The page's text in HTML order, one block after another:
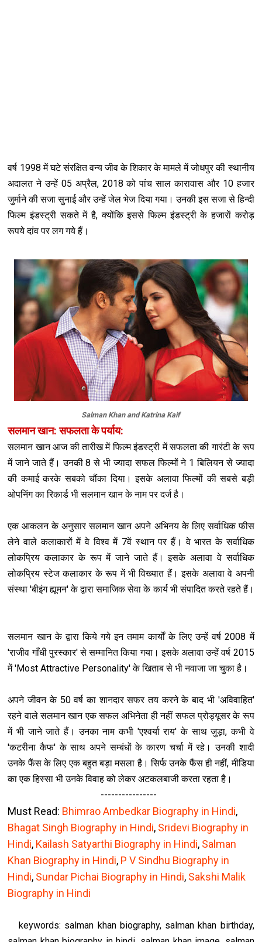
वर्ष 1998 में घटे संरक्षित वन्‍य जीव के शिकार के मामले में जोधपुर की स्‍थानीय
अदालत ने उन्‍हें 05 अप्रैल, 2018 को पांच साल कारावास और 10 हजार
जुर्माने की सजा सुनाई और उन्‍हें जेल भेज दिया गया। उनकी इस सजा से हिन्‍दी
फिल्‍म इंडस्‍ट्री सकते में है, क्‍योंकि इससे फिल्‍म इंडस्‍ट्री के हजाराें करोड़
रूपये दांव पर लग गये हैं।
Salman Khan and Katrina Kaif
सलमान खान: सफलता के पर्याय:
सलमान खान आज की तारीख में फिल्म इंडस्ट्री में सफलता की गारंटी के रूप
में जाने जाते हैं। उनकी 8 से भी ज्यादा सफल फिल्मों ने 1 बिलियन से ज्यादा
की कमाई करके सबको चौंका दिया। इसके अलावा फिल्मों की सबसे बड़ी
ओपनिंग का रिकार्ड भी सलमान खान के नाम पर दर्ज है।
एक आकलन के अनुसार सलमान खान अपने अभ‍िनय के लिए सर्वाध‍िक फीस
लेने वाले कलाकारों में वे विश्व में 7वें स्थान पर हैं। वे भारत के सर्वाध‍िक
लोकप्रिय कलाकार के रूप में जाने जाते हैं। इसके अलावा वे सर्वाध‍िक
लोकप्रिय स्टेज कलाकार के रूप में भी विख्यात हैं। इसके अलावा वे अपनी
संस्था 'बीइंग ह्यूमन' के द्वारा समाजिक सेवा के कार्य भी संपादित करते रहते हैं।
सलमान खान के द्वारा किये गये इन तमाम कार्यों के लिए उन्हें वर्ष 2008 में
'राजीव गाँधी पुरस्कार' से सम्मानित किया गया। इसके अलावा उन्हें वर्ष 2015
में 'Most Attractive Personality' के ख‍िताब से भी नवाजा जा चुका है।
अपने जीवन के 50 वर्ष का शानदार सफर तय करने के बाद भी 'अविवाहित'
रहने वाले सलमान खान एक सफल अभ‍िनेता ही नहीं सफल प्रोड्यूसर के रूप
में भी जाने जाते हैं। उनका नाम कभी 'एश्वर्या राय' के साथ जुड़ा, कभी वे
'कटरीना कैफ' के साथ अपने सम्बंधों के कारण चर्चा में रहे। उनकी शादी
उनके फैंस के लिए एक बहुत बड़ा मसला है। सिर्फ उनके फैंस ही नहीं, मीडिया
का एक हिस्सा भी उनके विवाह को लेकर अटकलबाजी करता रहता है।
----------------
Must Read: Bhimrao Ambedkar Biography in Hindi,
Bhagat Singh Biography in Hindi, Sridevi Biography in
Hindi, Kailash Satyarthi Biography in Hindi, Salman
Khan Biography in Hindi, P V Sindhu Biography in
Hindi, Sundar Pichai Biography in Hindi, Sakshi Malik
Biography in Hindi
keywords: salman khan biography, salman khan birthday,